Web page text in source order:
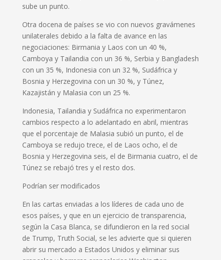
sube un punto.
Otra docena de países se vio con nuevos gravámenes
unilaterales debido a la falta de avance en las
negociaciones: Birmania y Laos con un 40 %,
Camboya y Tailandia con un 36 %, Serbia y Bangladesh
con un 35 %, Indonesia con un 32 %, Sudáfrica y
Bosnia y Herzegovina con un 30 %, y Túnez,
Kazajistán y Malasia con un 25 %.
Indonesia, Tailandia y Sudáfrica no experimentaron
cambios respecto a lo adelantado en abril, mientras
que el porcentaje de Malasia subió un punto, el de
Camboya se redujo trece, el de Laos ocho, el de
Bosnia y Herzegovina seis, el de Birmania cuatro, el de
Túnez se rebajó tres y el resto dos.
Podrían ser modificados
En las cartas enviadas a los líderes de cada uno de
esos países, y que en un ejercicio de transparencia,
según la Casa Blanca, se difundieron en la red social
de Trump, Truth Social, se les advierte que si quieren
abrir su mercado a Estados Unidos y eliminar sus